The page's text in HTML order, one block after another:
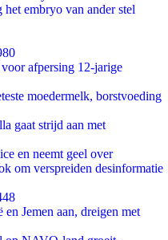
embryo van ander stel
afpersing 12-jarige
moedermelk, borstvoeding
gaat strijd aan met
en neemt geel over
om verspreiden desinformatie
Jemen aan, dreigen met